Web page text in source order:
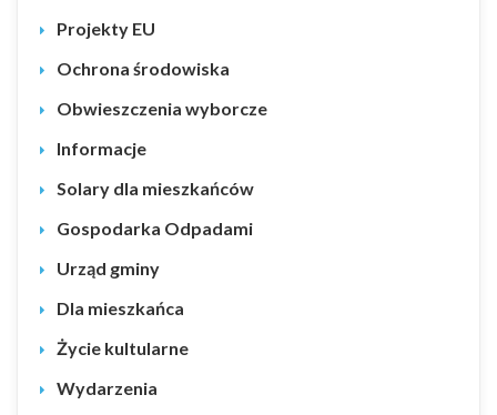
Projekty EU
Ochrona środowiska
Obwieszczenia wyborcze
Informacje
Solary dla mieszkańców
Gospodarka Odpadami
Urząd gminy
Dla mieszkańca
Życie kultularne
Wydarzenia